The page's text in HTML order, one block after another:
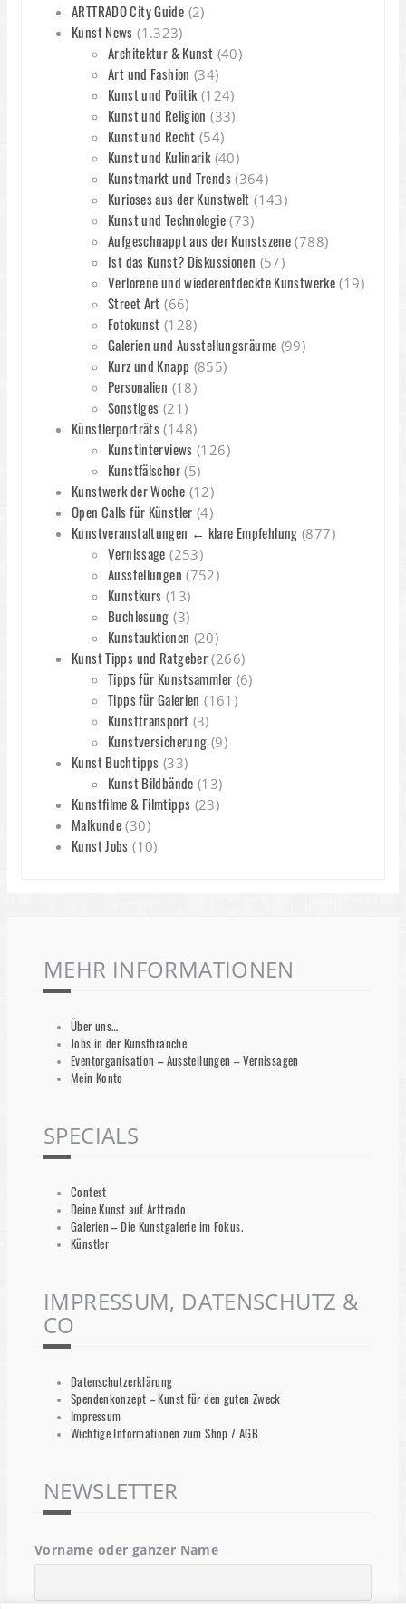
ARTTRADO City Guide (2)
Kunst News (1.323)
Architektur & Kunst (40)
Art und Fashion (34)
Kunst und Politik(124)
Kunst und Religion (33)
Kunst und Recht (54)
Kunst und Kulinarik(40)
Kunstmarkt und Trends(364)
Kurioses aus der Kunstwelt (143)
Kunst und Technologie(73)
Aufgeschnappt aus der Kunstszene (788)
Ist das Kunst? Diskussionen (57)
Verlorene und wiederentdeckte Kunstwerke (19)
Street Art (66)
Fotokunst (128)
Galerien und Ausstellungsräume (99)
Kurz und Knapp (855)
Personalien (18)
Sonstiges (21)
Künstlerporträts (148)
Kunstinterviews (126)
Kunstfälscher(5)
Kunstwerk der Woche (12)
Open Calls für Künstler (4)
Kunstveranstaltungen ← klare Empfehlung (877)
Vernissage (253)
Ausstellungen (752)
Kunstkurs (13)
Buchlesung (3)
Kunstauktionen (20)
Kunst Tipps und Ratgeber (266)
Tipps für Kunstsammler (6)
Tipps für Galerien (161)
Kunsttransport (3)
Kunstversicherung (9)
Kunst Buchtipps (33)
Kunst Bildbände (13)
Kunstfilme & Filmtipps (23)
Malkunde (30)
Kunst Jobs (10)
MEHR INFORMATIONEN
Über uns…
Jobs in der Kunstbranche
Eventorganisation – Ausstellungen – Vernissagen
Mein Konto
SPECIALS
Contest
Deine Kunst auf Arttrado
Galerien – Die Kunstgalerie im Fokus.
Künstler
IMPRESSUM, DATENSCHUTZ &
CO
Datenschutzerklärung
Spendenkonzept – Kunst für den guten Zweck
Impressum
Wichtige Informationen zum Shop / AGB
NEWSLETTER
Vorname oder ganzer Name